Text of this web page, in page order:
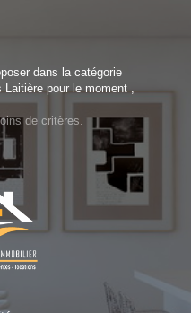
dans la catégorie
Laitière pour le moment ,
de critères.